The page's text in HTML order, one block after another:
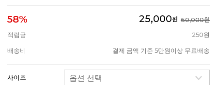
58% 25,000원 60,000원
적립금
250원
배송비 결제 금액 기준 5만원이상 무료배송
사이즈